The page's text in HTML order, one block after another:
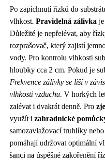
Po zapíchnutí řízků do
vlhkost. Pravidelná zálivka
Důležité je nepřelévat, aby
rozprašovač, který zajistí
vody. Pro kontrolu vlhkosti
hloubky cca 2 cm. Pokud je
Frekvence zálivky se liší v
vlhkosti vzduchu. V horkých
zalévat i dvakrát denně. Pro
využít i zahradnické
samozavlažovací truhlíky
pomáhají udržovat optimální
šanci na úspěšné zakořenění